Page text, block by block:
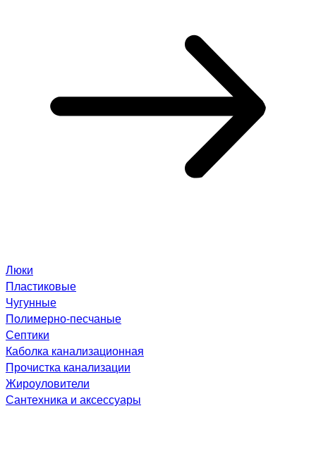
Люки
Пластиковые
Чугунные
Полимерно-песчаные
Септики
Каболка канализационная
Прочистка канализации
Жироуловители
Сантехника и аксессуары